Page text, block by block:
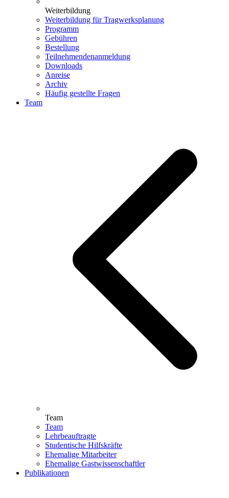
Weiterbildung
Weiterbildung für Tragwerksplanung
Programm
Gebühren
Bestellung
Teilnehmendenanmeldung
Downloads
Anreise
Archiv
Häufig gestellte Fragen
Team
Team
Team
Lehrbeauftragte
Studentische Hilfskräfte
Ehemalige Mitarbeiter
Ehemalige Gastwissenschaftler
Publikationen